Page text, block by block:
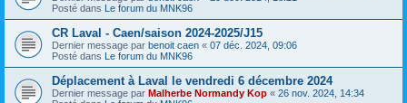
Posté dans Le forum du MNK96
CR Laval - Caen/saison 2024-2025/J15
Dernier message par benoit caen « 07 déc. 2024, 09:06
Posté dans Le forum du MNK96
Déplacement à Laval le vendredi 6 décembre 2024
Dernier message par Malherbe Normandy Kop « 26 nov. 2024, 14:34